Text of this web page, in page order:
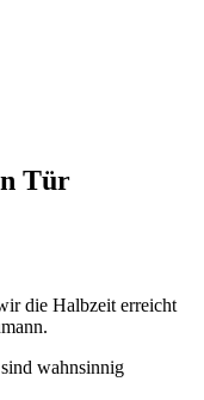
Tür
die Halbzeit erreicht
wahnsinnig